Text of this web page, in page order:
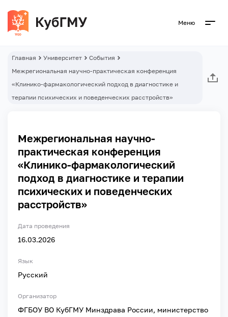
Меню
Главная Университет
События
Межрегиональная научно-практическая конференция
«Клинико-фармакологический подход в диагностике и
терапии психических и поведенческих расстройств»
Межрегиональная научно-
практическая конференция
«Клинико-фармакологический
подход в диагностике и терапии
психических и поведенческих
расстройств»
Дата проведения
16.03.2026
Язык
Русский
Организатор
ФГБОУ ВО КубГМУ Минздрава России, министерство